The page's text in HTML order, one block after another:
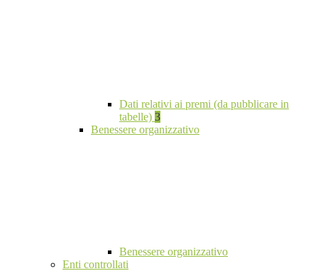
Dati relativi ai premi (da pubblicare in
tabelle) 3
Benessere organizzativo
Benessere organizzativo
Enti controllati